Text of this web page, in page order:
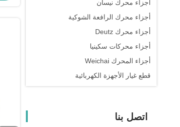
أجزاء محرك نيسان
أجزاء محرك الرافعة الشوكية
أجزاء محرك Deutz
أجزاء محركات سكينيا
أجزاء المحرك Weichai
قطع غيار الأجهزة الكهربائية
اتصل بنا